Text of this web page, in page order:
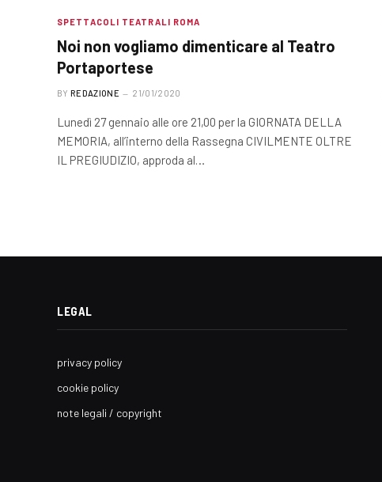
SPETTACOLI TEATRALI ROMA
Noi non vogliamo dimenticare al Teatro
Portaportese
BY REDAZIONE 21/01/2020
Lunedì 27 gennaio alle ore 21,00 per la GIORNATA DELLA
MEMORIA, all’interno della Rassegna CIVILMENTE OLTRE
IL PREGIUDIZIO, approda al…
LEGAL
privacy policy
cookie policy
note legali / copyright